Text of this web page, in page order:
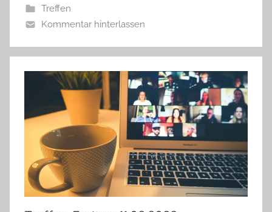
Treffen
Kommentar hinterlassen